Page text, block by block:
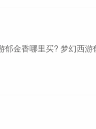
郁金香哪里买? 梦幻西游